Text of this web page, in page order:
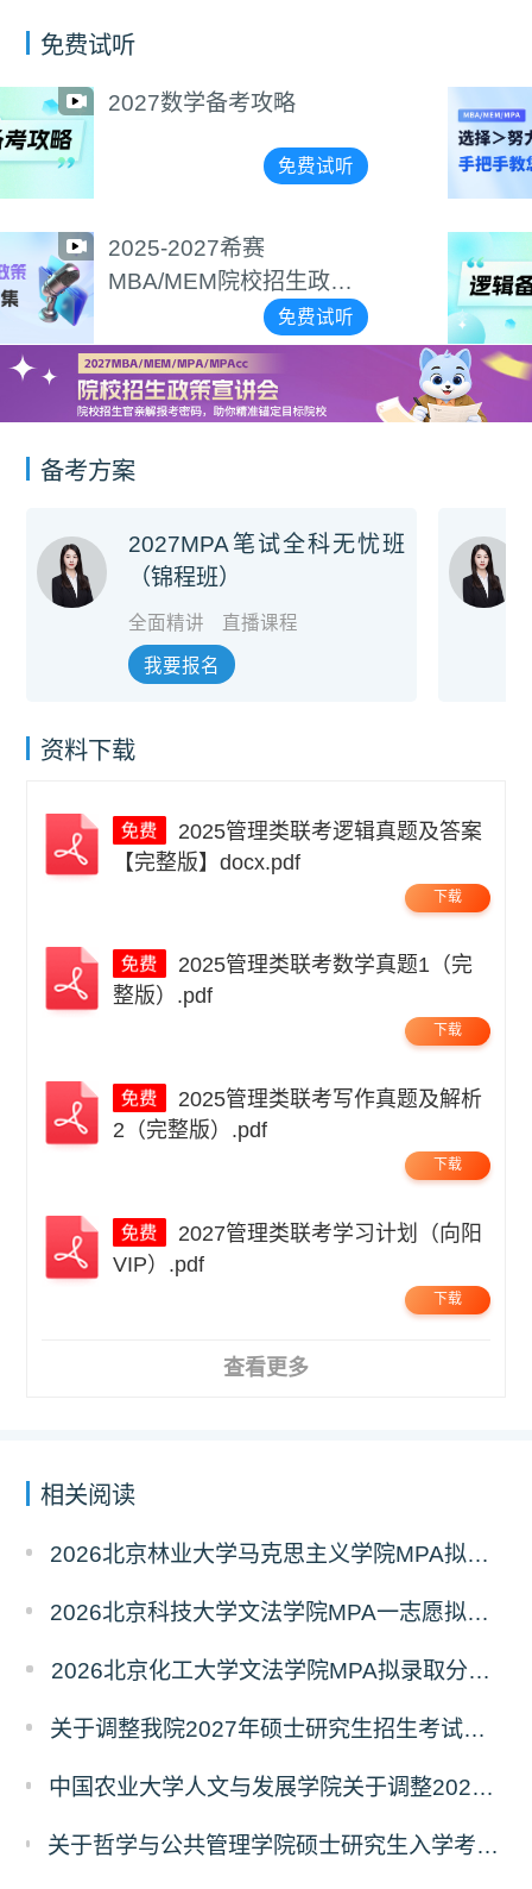
免费试听
听
选择＞努力！手把
免
免
备考方案
2027MPA笔试全科无忧班
（锦程班）
全面精讲 直播课程
我要报名
资料下载
【完整版】docx.pdf
下载
整版）.pdf
下载
2（完整版）.pdf
下载
VIP）.pdf
下载
查看更多
相关阅读
2026北京林业大学马克思主义学院MPA拟录取分析解读
2026北京科技大学文法学院MPA一志愿拟录取分析解读
2026北京化工大学文法学院MPA拟录取分析解读
关于调整我院2027年硕士研究生招生考试科目及参考书的通知
中国农业大学人文与发展学院关于调整2027年硕士研究生招生考试初试科目的通知
关于哲学与公共管理学院硕士研究生入学考试（初试） 考试科目及参考书目变更的通知（二）